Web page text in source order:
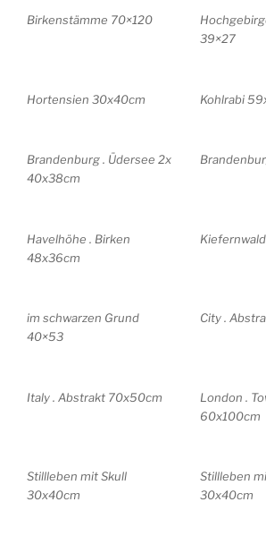
Birkenstämme 70×120
39×27
Hortensien 30x40cm Kohlrabi
Brandenburg . Üdersee 2x
40x38cm
Havelhöhe . Birken
48x36cm
im schwarzen Grund
40×53
City .
Italy . Abstrakt 70x50cm
London .
60x100cm
Stillleben mit Skull
30x40cm
Stillleben
30x40cm